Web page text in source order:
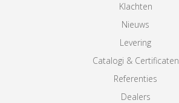
Klachten
Nieuws
Levering
Catalogi & Certificaten
Referenties
Dealers